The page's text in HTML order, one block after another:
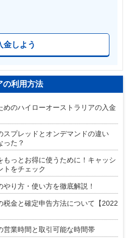
金しよう
の利用方法
めのハイローオーストラリアの入金
スプレッドとオンデマンドの違い
った？
もっとお得に使うために！キャッシ
トをチェック
り方・使い方を徹底解説！
税金と確定申告方法について【2022
営業時間と取引可能な時間帯